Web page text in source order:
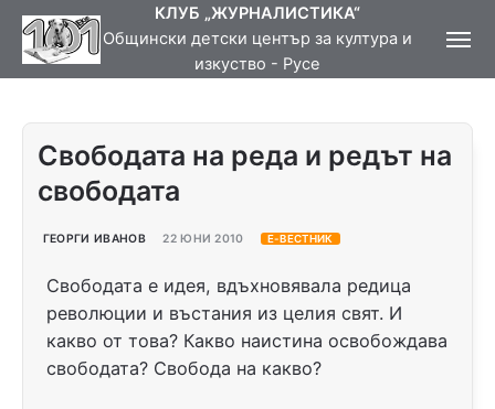
КЛУБ „ЖУРНАЛИСТИКА“
Общински детски център за култура и
изкуство - Русе
Свободата на реда и редът на
свободата
ГЕОРГИ ИВАНОВ 22 ЮНИ 2010 Е-ВЕСТНИК
Свободата е идея, вдъхновявала редица
революции и въстания из целия свят. И
какво от това? Какво наистина освобождава
свободата? Свобода на какво?